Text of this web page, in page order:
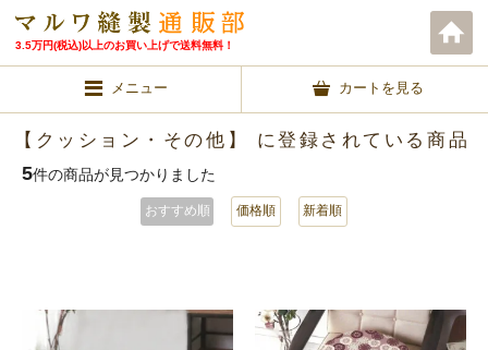
3.5万円(税込)以上のお買い上げで送料無料！
メニュー カートを見る
【クッション・その他】 に登録されている商品
5件の商品が見つかりました
おすすめ順 価格順 新着順